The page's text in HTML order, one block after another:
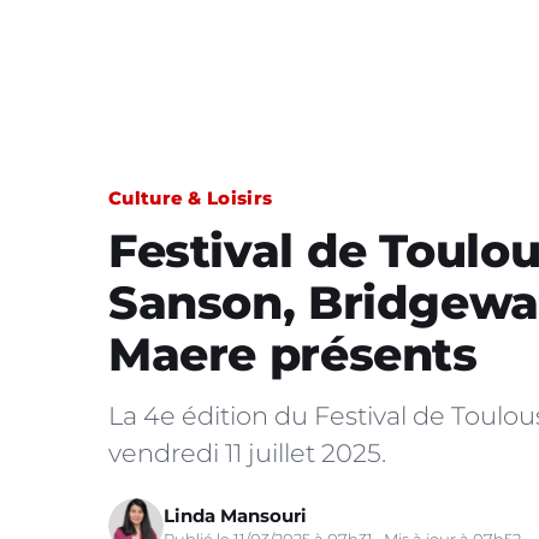
Culture & Loisirs
Festival de
Sanson,
Maere présents
La 4e édition du Festival de
vendredi 11 juillet 2025.
Linda Mansouri